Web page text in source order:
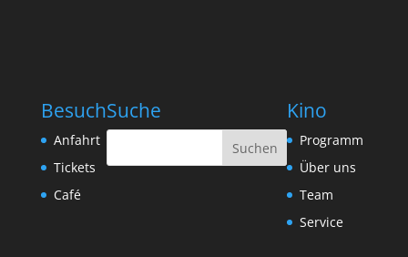
Besuch
Anfahrt
Tickets
Café
Suche Kino
Programm
Über uns
Team
Service